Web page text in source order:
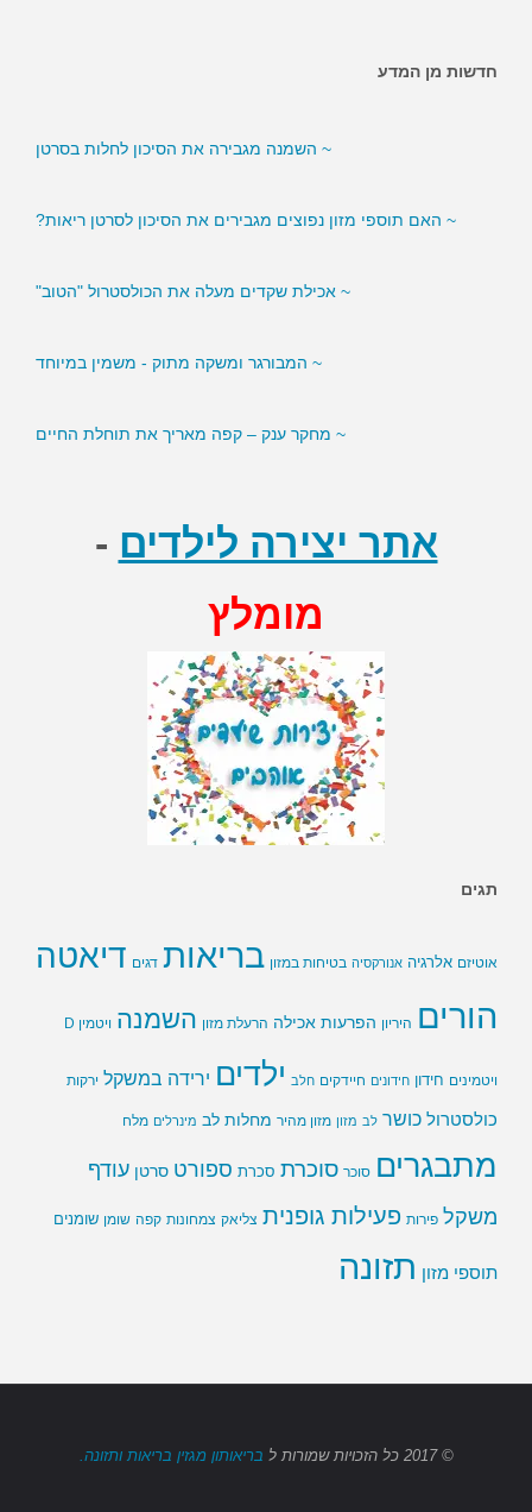
חדשות מן המדע
~ האם ממתיקים מלאכותיים מגבירים את הסיכון לסוכרת?
~ השמנה מגבירה את הסיכון לחלות בסרטן
~ האם תוספי מזון נפוצים מגבירים את הסיכון לסרטן ריאות?
~ אכילת שקדים מעלה את הכולסטרול "הטוב"
~ מחקר ענק – קפה מאריך את תוחלת החיים
אתר יצירה לילדים -
מומלץ
תגים
אוטיזם אלרגיה אנורקסיה בטיחות במזון בריאות דגים דיאטה
הורים היריון הפרעות אכילה הרעלת מזון השמנה ויטמין D
ויטמינים חידון חידונים חיידקים חלב ילדים ירידה במשקל ירקות
כולסטרול כושר לב מזון מזון מהיר מחלות לב מינרלים מלח
מתבגרים סוכר סוכרת סכרת ספורט סרטן עודף
משקל פירות פעילות גופנית צליאק צמחונות קפה שומן שומנים
תוספי מזון תזונה
© 2017 כל הזכויות שמורות ל בריאותון מגזין בריאות ותזונה.